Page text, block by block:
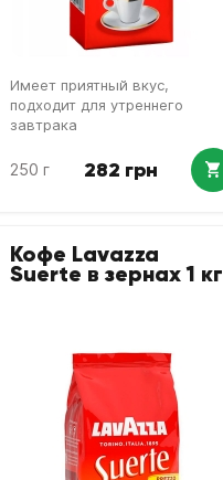
Имеет приятный вкус,
подходит для утреннего
завтрака
250 г 282 грн
Кофе Lavazza
Suerte в зернах 1 кг